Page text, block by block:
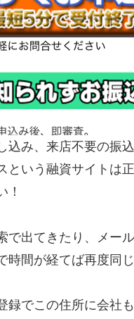
込み、来店不要の振
という融資サイトは
！
で出てきたり、メー
時間が経てば再度同
録でこの住所に会社も